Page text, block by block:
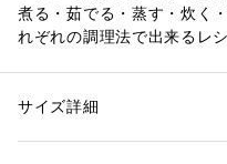
煮る・茹でる・蒸す・炊く
れぞれの調理法で出来るレ
手入簡単　6．電子レンジ専
性別：レディース
品・キッチン雑貨
サイズ詳細